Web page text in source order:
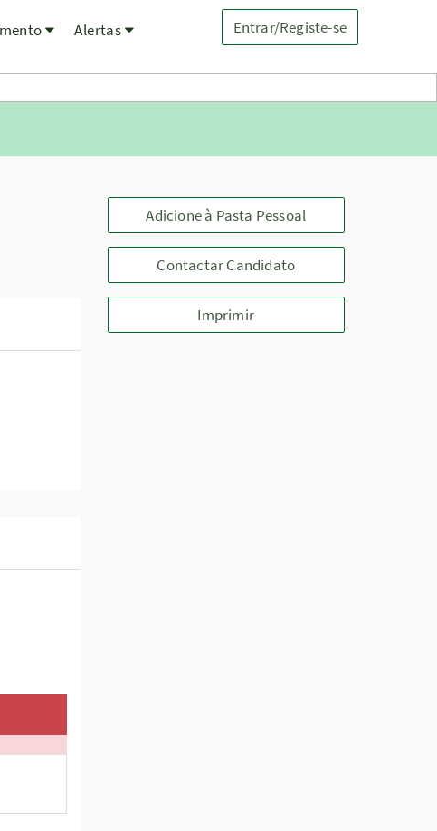
Entrar/Registe-se
Alertas